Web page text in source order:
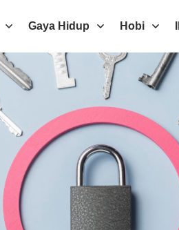
Gaya Hidup Hobi